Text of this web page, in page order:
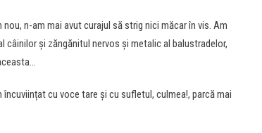
n-am mai avut curajul să strig nici măcar în vis. Am
și zăngănitul nervos și metalic al balustradelor,
cu voce tare și cu sufletul, culmea!, parcă mai